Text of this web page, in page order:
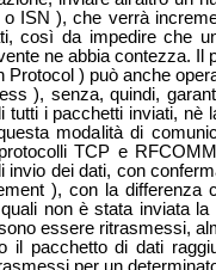
ISN ), che verrà
così da impedire che
ne abbia contezza. Il
Protocol ) può anche
), senza, quindi,
tutti i pacchetti inviati, nè
modalità di
TCP e
invio dei dati, con
), con la differenza
non è stata inviata
essere ritrasmessi,
il pacchetto di dati